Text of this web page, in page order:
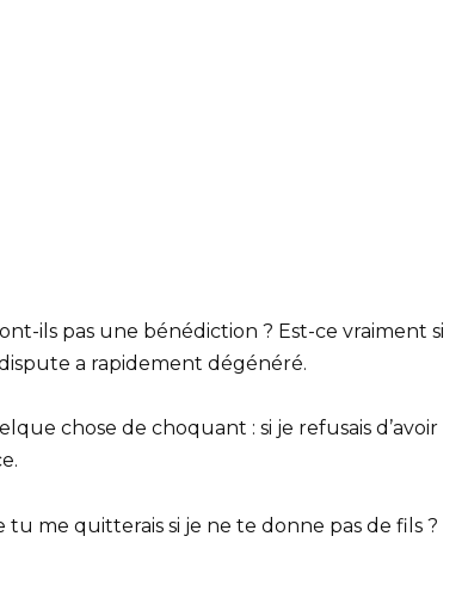
ils pas une bénédiction ? Est-ce vraiment si
a rapidement dégénéré.
chose de choquant : si je refusais d’avoir
tu me quitterais si je ne te donne pas de fils ?